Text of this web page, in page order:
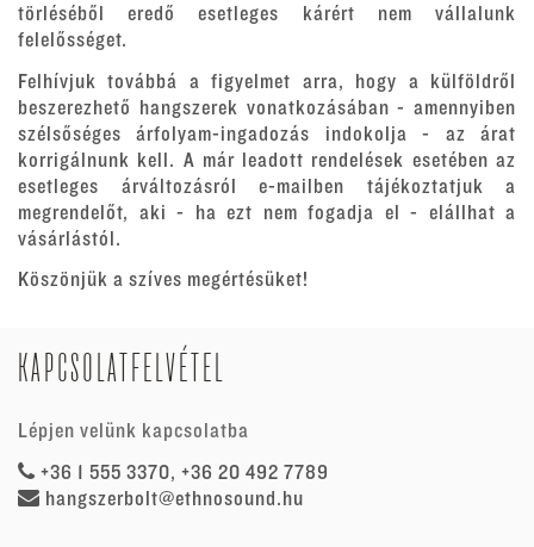
törléséből eredő esetleges kárért nem vállalunk
felelősséget.
Felhívjuk továbbá a figyelmet arra, hogy a külföldről
beszerezhető hangszerek vonatkozásában - amennyiben
szélsőséges árfolyam-ingadozás indokolja - az árat
korrigálnunk kell. A már leadott rendelések esetében az
esetleges árváltozásról e-mailben tájékoztatjuk a
megrendelőt, aki - ha ezt nem fogadja el - elállhat a
vásárlástól.
Köszönjük a szíves megértésüket!
KAPCSOLATFELVÉTEL
Lépjen velünk kapcsolatba
+36 1 555 3370, +36 20 492 7789
hangszerbolt@ethnosound.hu